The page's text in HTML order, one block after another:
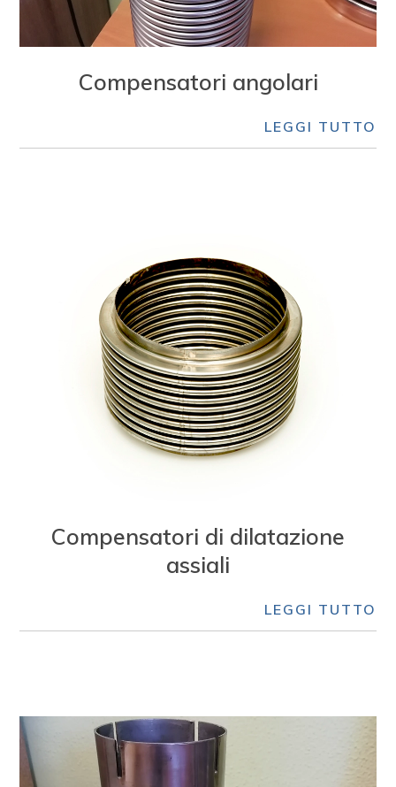
Compensatori angolari
LEGGI TUTTO
Compensatori di dilatazione
assiali
LEGGI TUTTO